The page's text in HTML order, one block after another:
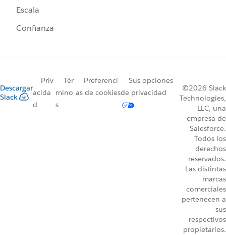
Escala
Confianza
Descargar
Slack
Priv
acida
d
Tér
mino
s
Preferenci
as de cookies
Sus opciones
de privacidad
©2026 Slack
Technologies,
LLC, una
empresa de
Salesforce.
Todos los
derechos
reservados.
Las distintas
marcas
comerciales
pertenecen a
sus
respectivos
propietarios.